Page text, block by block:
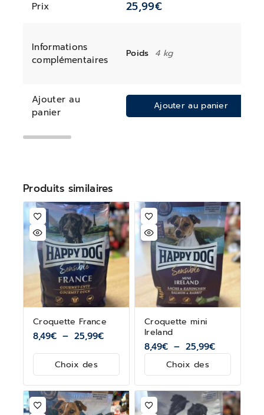
Prix 25,99€
Informations
complémentaires
Poids 4 kg
Ajouter au
panier
Ajouter au panier
Produits similaires
Croquette France
8,49€ – 25,99€
Choix des
Croquette mini
Ireland
8,49€ – 25,99€
Choix des